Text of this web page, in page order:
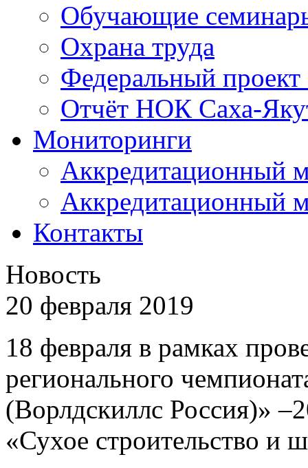
Обучающие
Охрана труда
Федеральный
Отчёт НОК Саха-
Мониторинги
Аккредитационный
Аккредитационный
Контакты
Новость
20 февраля 2019
18 февраля в рамках
регионального
(Ворлдскиллс Россия)»
«Сухое строительство и